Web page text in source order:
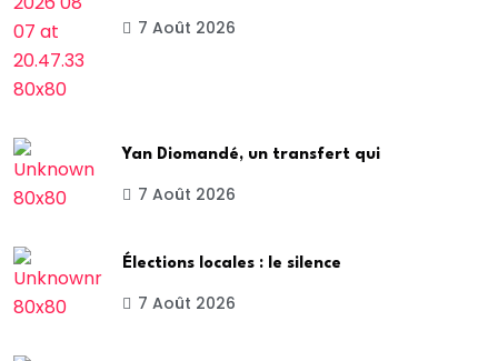
7 Août 2026
Yan Diomandé, un transfert qui
7 Août 2026
Élections locales : le silence
7 Août 2026